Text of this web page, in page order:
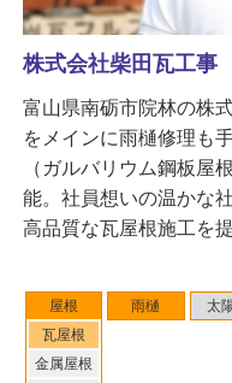
屋根
瓦屋根
金属屋根
雨樋 太
株式会社柴田瓦工事
富山県南砺市院林の株
をメインに雨樋修理も
（ガルバリウム鋼板屋
能。社員想いの温かな
高品質な瓦屋根施工を